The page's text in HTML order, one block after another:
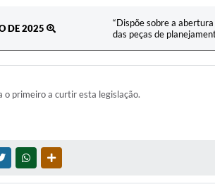
DE 2025
“Dispõe sobre a
das peças de
o primeiro a curtir esta legislação.
TWITTERWHATSAPP